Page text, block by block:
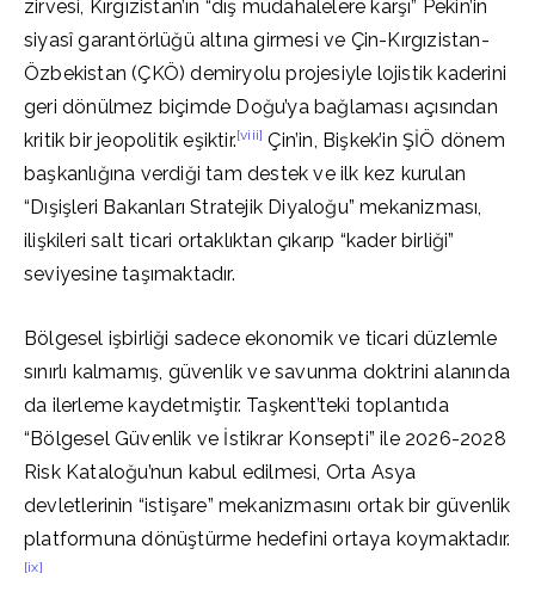
zirvesi, Kırgızistan’ın “dış müdahalelere karşı” Pekin’in
siyasî garantörlüğü altına girmesi ve Çin-Kırgızistan-
Özbekistan (ÇKÖ) demiryolu projesiyle lojistik kaderini
geri dönülmez biçimde Doğu’ya bağlaması açısından
kritik bir jeopolitik eşiktir.[viii] Çin’in, Bişkek’in ŞİÖ dönem
başkanlığına verdiği tam destek ve ilk kez kurulan
“Dışişleri Bakanları Stratejik Diyaloğu” mekanizması,
ilişkileri salt ticari ortaklıktan çıkarıp “kader birliği”
seviyesine taşımaktadır.
Bölgesel işbirliği sadece ekonomik ve ticari düzlemle
sınırlı kalmamış, güvenlik ve savunma doktrini alanında
da ilerleme kaydetmiştir. Taşkent’teki toplantıda
“Bölgesel Güvenlik ve İstikrar Konsepti” ile 2026-2028
Risk Kataloğu’nun kabul edilmesi, Orta Asya
devletlerinin “istişare” mekanizmasını ortak bir güvenlik
platformuna dönüştürme hedefini ortaya koymaktadır.
[ix]